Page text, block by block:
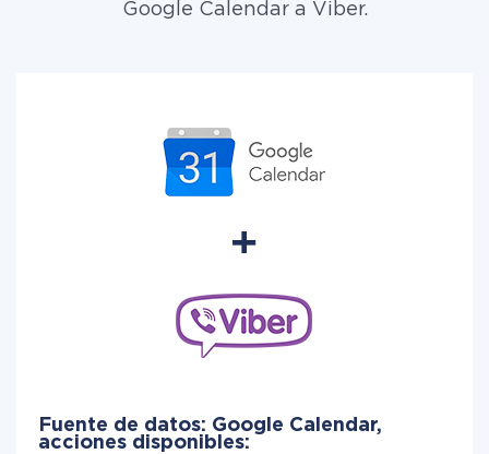
Google Calendar a Viber.
Fuente de datos: Google Calendar,
acciones disponibles: